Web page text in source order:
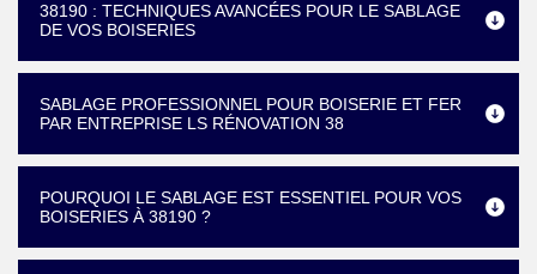
38190 : TECHNIQUES AVANCÉES POUR LE SABLAGE
DE VOS BOISERIES
SABLAGE PROFESSIONNEL POUR BOISERIE ET FER
PAR ENTREPRISE LS RÉNOVATION 38
POURQUOI LE SABLAGE EST ESSENTIEL POUR VOS
BOISERIES À 38190 ?